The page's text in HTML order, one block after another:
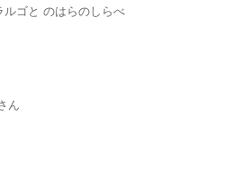
ルゴと のはらのしらべ
ん